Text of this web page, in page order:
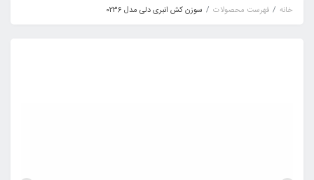
خانه فهرست محصولات سوزن کش انبری دلی مدل 0236